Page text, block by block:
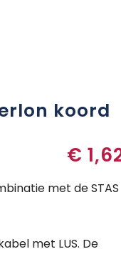
koord
€
met de STAS
met LUS. De